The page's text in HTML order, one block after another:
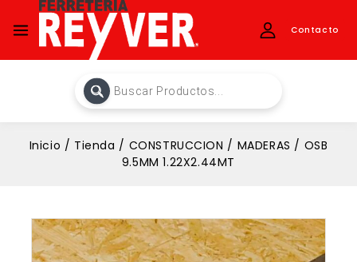
Contacto
Inicio / Tienda / CONSTRUCCION / MADERAS / OSB
9.5MM 1.22X2.44MT